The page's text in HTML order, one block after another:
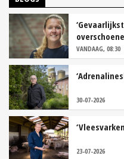
VANDAAG, 08:30
30-07-2026
23-07-2026